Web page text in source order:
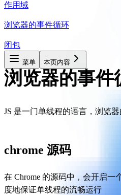
作用域
浏览器的事件循环
闭包
菜单 本页内容
浏览器的事件
JS 是一门单线程的语言，浏览
chrome 源码
在 Chrome 的源码中，会开启
度地保证单线程的流畅运行